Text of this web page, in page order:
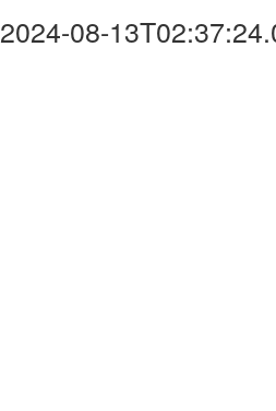
2024-08-